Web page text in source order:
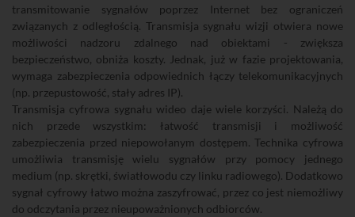
transmitowanie sygnałów poprzez Internet bez ograniczeń
związanych z odległością. Transmisja sygnału wizji otwiera nowe
możliwości nadzoru zdalnego nad obiektami - zwiększa
bezpieczeństwo, obniża koszty. Jednak, już w fazie projektowania,
wymaga zabezpieczenia odpowiednich łączy telekomunikacyjnych
(np. przepustowość, stały adres IP).
Transmisja cyfrowa sygnału wideo daje wiele korzyści. Należą do
nich przede wszystkim: łatwość transmisji i możliwość
zabezpieczenia przed niepowołanym dostępem. Technika cyfrowa
umożliwia transmisję wielu sygnałów przy pomocy jednego
medium (np. skrętki, światłowodu czy linku radiowego). Dodatkowo
sygnał cyfrowy łatwo można zaszyfrować, przez co jest niemożliwy
do odczytania przez nieupoważnionych odbiorców.